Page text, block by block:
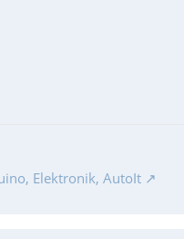
Elektronik, AutoIt